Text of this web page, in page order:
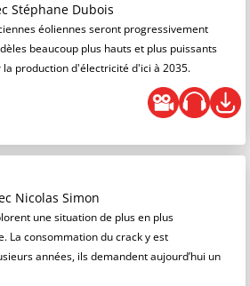
Stéphane Dubois
éoliennes seront progressivement
beaucoup plus hauts et plus puissants
production d'électricité d'ici à 2035.
Nicolas Simon
une situation de plus en plus
La consommation du crack y est
années, ils demandent aujourd’hui un